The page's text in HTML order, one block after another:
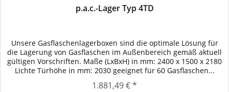
p.a.c.-Lager Typ 4TD
Unsere Gasflaschenlagerboxen sind die optimale Lösung für
die Lagerung von Gasflaschen im Außenbereich gemäß aktuell
gültigen Vorschriften. Maße (LxBxH) in mm: 2400 x 1500 x 2180
Lichte Türhöhe in mm: 2030 geeignet für 60 Gasflaschen...
1.881,49 € *